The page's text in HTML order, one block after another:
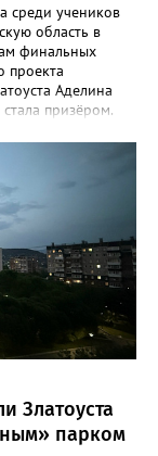
среди учеников
область в
финальных
проекта
Аделина
призёром.
Российской
участников
значимость
- сообщили в
РЖД по
на Байкале и
по дороге.
Златоуста
парком